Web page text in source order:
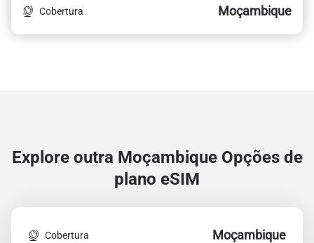
Cobertura Moçambique
Explore outra Moçambique Opções de
plano eSIM
Cobertura Moçambique